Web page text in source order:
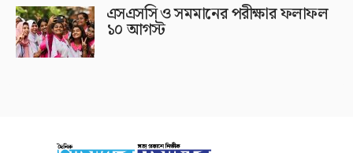
এসএসসি ও সমমানের পরীক্ষার ফলাফল
১০ আগস্ট